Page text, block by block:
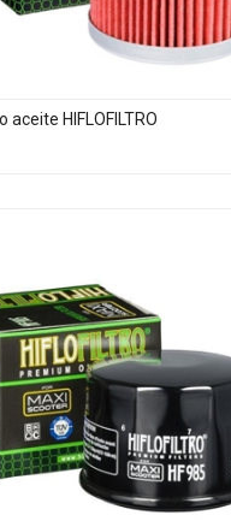
aceite HIFLOFILTRO